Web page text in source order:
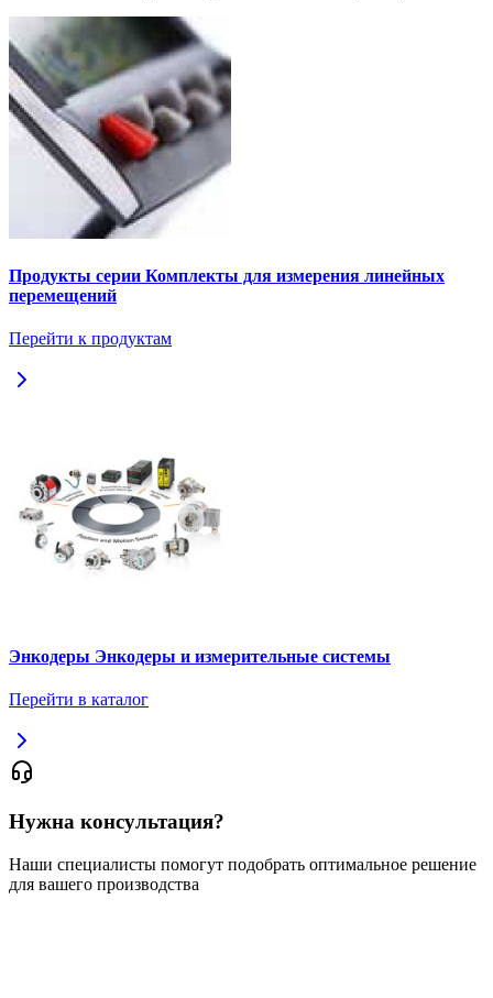
Продукты серии Комплекты для измерения линейных
перемещений
Перейти к продуктам
Энкодеры Энкодеры и измерительные системы
Перейти в каталог
Нужна консультация?
Наши специалисты помогут подобрать оптимальное решение
для вашего производства